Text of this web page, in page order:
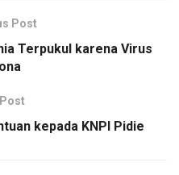
Post
Terpukul karena Virus
kepada KNPI Pidie